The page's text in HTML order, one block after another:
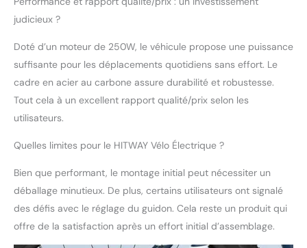
sécurité idéals pour les adultes.
judicieux ?
Doté d’un moteur de 250W, le véhicule propose une puissance
suffisante pour les déplacements quotidiens sans effort. Le
cadre en acier au carbone assure durabilité et robustesse.
Tout cela à un excellent rapport qualité/prix selon les
utilisateurs.
Quelles limites pour le HITWAY Vélo Électrique ?
Bien que performant, le montage initial peut nécessiter un
déballage minutieux. De plus, certains utilisateurs ont signalé
des défis avec le réglage du guidon. Cela reste un produit qui
offre de la satisfaction après un effort initial d’assemblage.